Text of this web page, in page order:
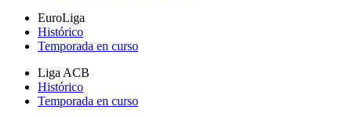
EuroLiga
Histórico
Temporada en curso
Liga ACB
Histórico
Temporada en curso